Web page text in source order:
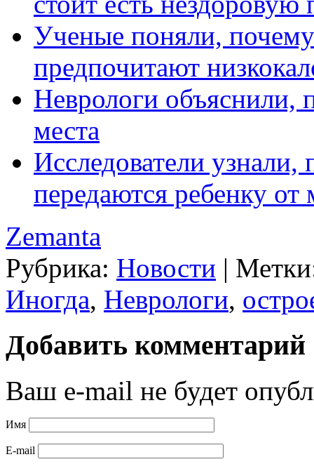
Ученые поняли,
предпочитают
Неврологи объяснили,
места
Исследователи
передаются ребенку от
Zemanta
Рубрика: Новости |
Иногда, Неврологи,
Добавить комментарий
Ваш e-mail не будет
Имя
E-mail